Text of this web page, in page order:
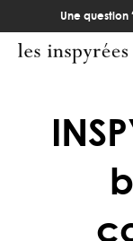
Une question